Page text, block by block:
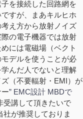
を接続した回路網を
すが、まあキルヒホ
え方から放射ノイズ
の電子機器では放射
には電磁場（ベクト
デルを使うことが必
んだ人でないと理解
（不要輻射・EMI）が
” EMC設計 MBDで
受講して頂きたいで
が推奨しておりま